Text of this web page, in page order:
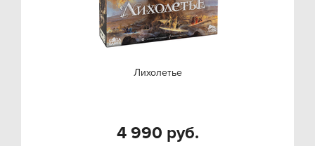
Лихолетье
4 990 руб.